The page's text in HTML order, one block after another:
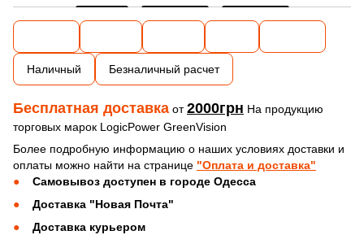
Наличный Безналичный расчет
Бесплатная доставка от2000грн На продукцию
торговых марок LogicPower GreenVision
Более подробную информацию о наших условиях доставки и
оплаты можно найти на странице "Оплата и доставка"
Самовывоз доступен в городе Одесса
Доставка "Новая Почта"
Доставка курьером